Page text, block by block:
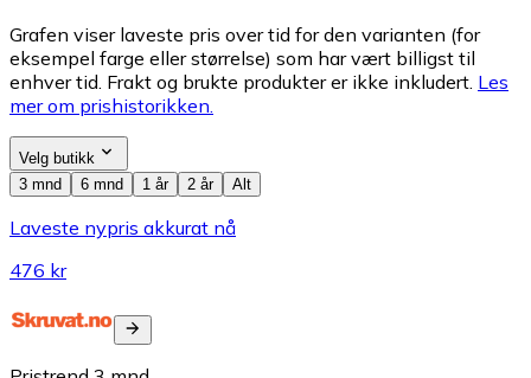
Grafen viser laveste pris over tid for den varianten (for
eksempel farge eller størrelse) som har vært billigst til
enhver tid. Frakt og brukte produkter er ikke inkludert. Les
mer om prishistorikken.
Velg butikk
3 mnd
6 mnd 1 år 2 år Alt
Laveste nypris akkurat nå
476 kr